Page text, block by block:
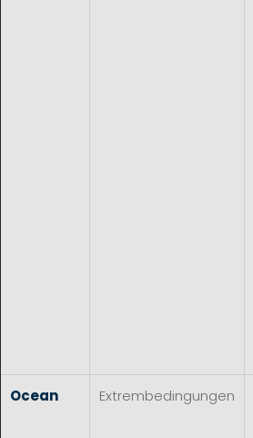
Ocean Extrembedingungen